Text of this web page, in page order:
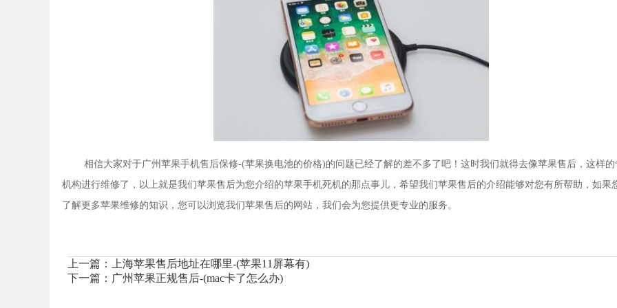
相信大家对于广州苹果手机售后保修-(苹果换电池的价格)的问题已经了解的差不多了吧！这时我们就得去像苹果售后，这样的
机构进行维修了，以上就是我们苹果售后为您介绍的苹果手机死机的那点事儿，希望我们苹果售后的介绍能够对您有所帮助，如果
了解更多苹果维修的知识，您可以浏览我们苹果售后的网站，我们会为您提供更专业的服务。
上一篇：
上海苹果售后地址在哪里-(苹果11屏幕有)
下一篇： 广州苹果正规售后-(mac卡了怎么办)